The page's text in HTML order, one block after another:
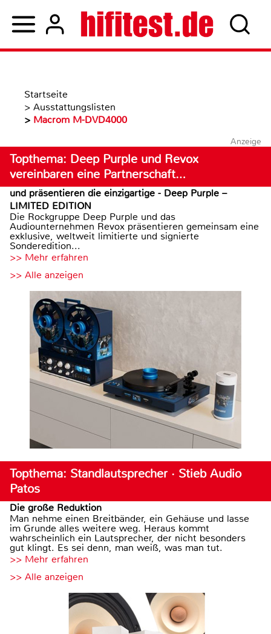
Startseite
> Ausstattungslisten
> Macrom M-DVD4000
Anzeige
Topthema: Deep Purple und Revox
vereinbaren eine Partnerschaft…
und präsentieren die einzigartige - Deep Purple –
LIMITED EDITION
Die Rockgruppe Deep Purple und das
Audiounternehmen Revox präsentieren gemeinsam eine
exklusive, weltweit limitierte und signierte
Sonderedition...
>> Mehr erfahren
>> Alle anzeigen
Topthema: Standlautsprecher · Stieb Audio
Patos
Die große Reduktion
Man nehme einen Breitbänder, ein Gehäuse und lasse
im Grunde alles weitere weg. Heraus kommt
wahrscheinlich ein Lautsprecher, der nicht besonders
gut klingt. Es sei denn, man weiß, was man tut.
>> Mehr erfahren
>> Alle anzeigen